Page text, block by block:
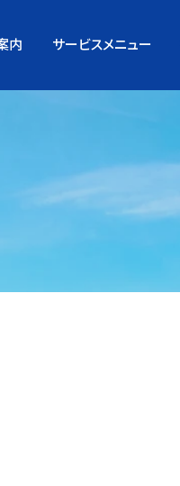
内 サービスメニュー